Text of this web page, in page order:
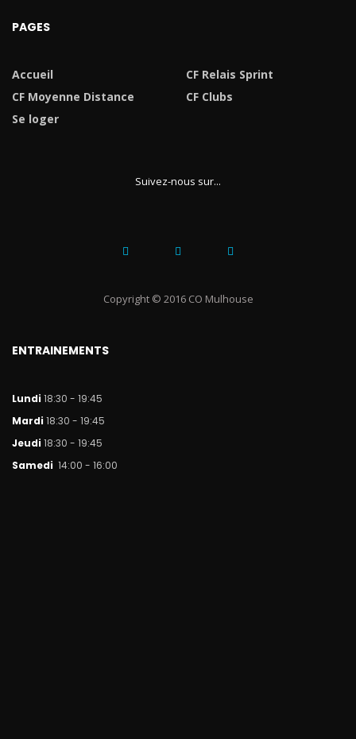
PAGES
Accueil
CF Relais Sprint
CF Moyenne Distance
CF Clubs
Se loger
Suivez-nous sur...
Copyright © 2016 CO Mulhouse
ENTRAINEMENTS
Lundi 18:30 - 19:45
Mardi 18:30 - 19:45
Jeudi 18:30 - 19:45
Samedi 14:00 - 16:00